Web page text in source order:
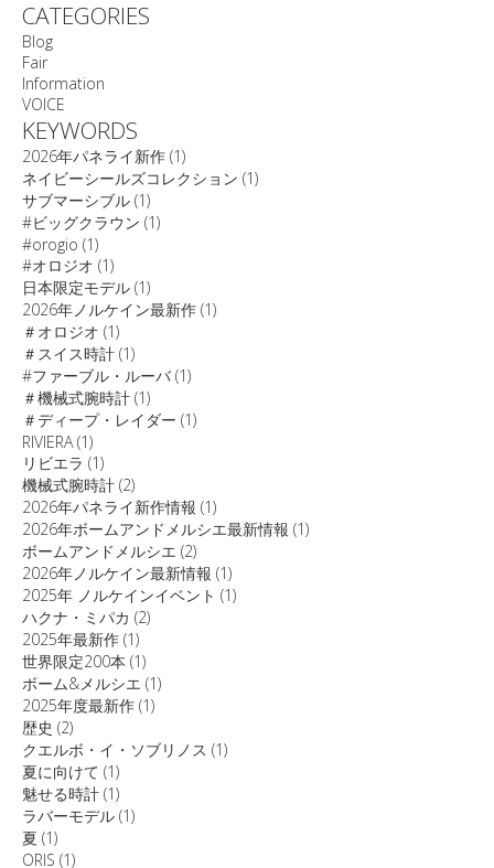
CATEGORIES
Blog
Fair
Information
VOICE
KEYWORDS
2026年パネライ新作 (1)
ネイビーシールズコレクション (1)
サブマーシブル (1)
#ビッグクラウン (1)
#orogio (1)
#オロジオ (1)
日本限定モデル (1)
2026年ノルケイン最新作 (1)
＃オロジオ (1)
＃スイス時計 (1)
#ファーブル・ルーバ(1)
＃機械式腕時計 (1)
＃ディープ・レイダー (1)
RIVIERA(1)
リビエラ (1)
機械式腕時計 (2)
2026年パネライ新作情報 (1)
2026年ボームアンドメルシエ最新情報 (1)
ボームアンドメルシエ (2)
2026年ノルケイン最新情報 (1)
2025年 ノルケインイベント (1)
ハクナ・ミパカ (2)
2025年最新作 (1)
世界限定200本 (1)
ボーム&メルシエ (1)
2025年度最新作 (1)
歴史 (2)
クエルボ・イ・ソブリノス (1)
夏に向けて (1)
魅せる時計 (1)
ラバーモデル (1)
夏 (1)
ORIS (1)